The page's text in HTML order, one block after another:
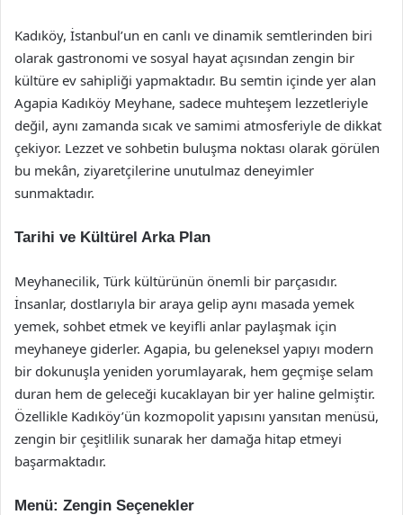
Kadıköy, İstanbul’un en canlı ve dinamik semtlerinden biri
olarak gastronomi ve sosyal hayat açısından zengin bir
kültüre ev sahipliği yapmaktadır. Bu semtin içinde yer alan
Agapia Kadıköy Meyhane, sadece muhteşem lezzetleriyle
değil, aynı zamanda sıcak ve samimi atmosferiyle de dikkat
çekiyor. Lezzet ve sohbetin buluşma noktası olarak görülen
bu mekân, ziyaretçilerine unutulmaz deneyimler
sunmaktadır.
Tarihi ve Kültürel Arka Plan
Meyhanecilik, Türk kültürünün önemli bir parçasıdır.
İnsanlar, dostlarıyla bir araya gelip aynı masada yemek
yemek, sohbet etmek ve keyifli anlar paylaşmak için
meyhaneye giderler. Agapia, bu geleneksel yapıyı modern
bir dokunuşla yeniden yorumlayarak, hem geçmişe selam
duran hem de geleceği kucaklayan bir yer haline gelmiştir.
Özellikle Kadıköy’ün kozmopolit yapısını yansıtan menüsü,
zengin bir çeşitlilik sunarak her damağa hitap etmeyi
başarmaktadır.
Menü: Zengin Seçenekler